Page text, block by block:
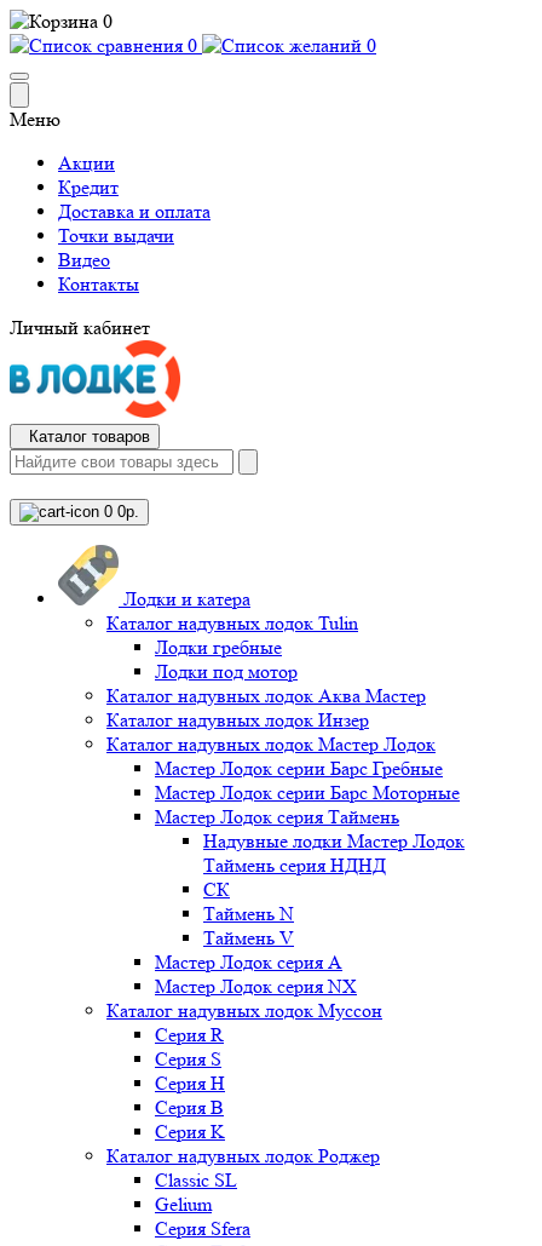
0
0
0
Меню
Акции
Кредит
Доставка и оплата
Точки выдачи
Видео
Контакты
Личный кабинет
Каталог товаров
0 0р.
Лодки и катера
Каталог надувных лодок Tulin
Лодки гребные
Лодки под мотор
Каталог надувных лодок Аква Мастер
Каталог надувных лодок Инзер
Каталог надувных лодок Мастер Лодок
Мастер Лодок серии Барс Гребные
Мастер Лодок серии Барс Моторные
Мастер Лодок серия Таймень
Надувные лодки Мастер Лодок
Таймень серия НДНД
СК
Таймень N
Таймень V
Мастер Лодок серия А
Мастер Лодок серия NX
Каталог надувных лодок Муссон
Серия R
Серия S
Серия H
Серия B
Серия K
Каталог надувных лодок Роджер
Classic SL
Gelium
Серия Sfera